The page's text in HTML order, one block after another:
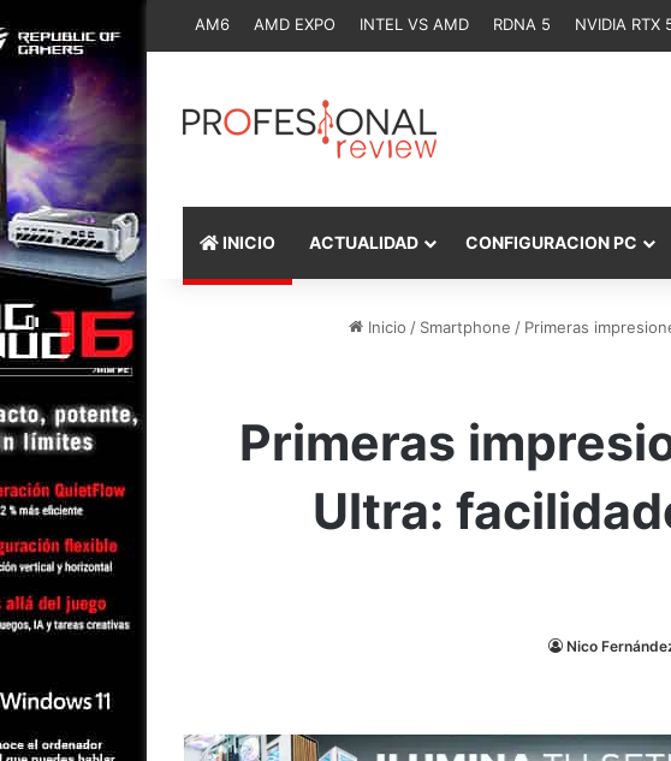
AM6 AMD EXPO INTEL VS AMD RDNA 5 NVIDIA RTX
INICIO ACTUALIDAD CONFIGURACION PC
Inicio / Smartphone / Primeras
Primeras
Ultra:
Nico